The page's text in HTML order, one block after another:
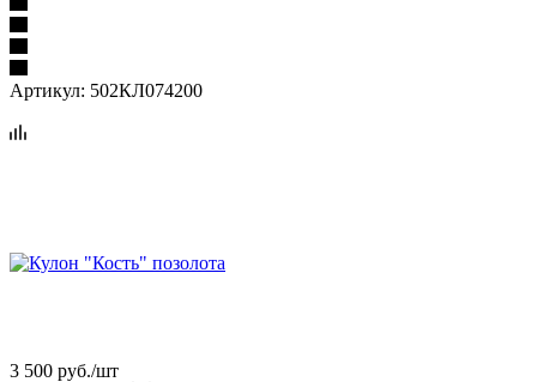
Артикул: 502КЛ074200
3 500 руб./шт